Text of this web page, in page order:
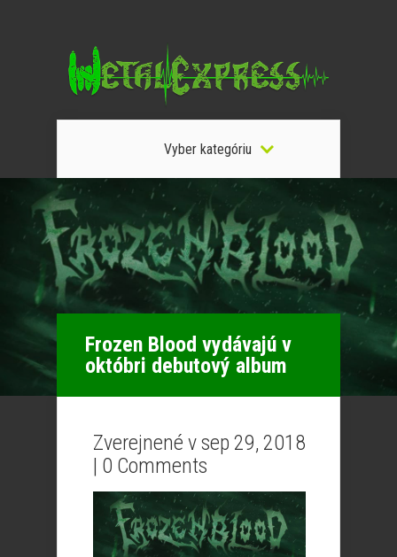
Vyber kategóriu
Frozen Blood vydávajú v
októbri debutový album
Zverejnené v sep 29, 2018
| 0 Comments